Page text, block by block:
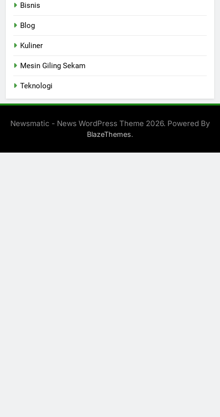
Bisnis
Blog
Kuliner
Mesin Giling Sekam
Teknologi
Newsmatic - News WordPress Theme 2026. Powered By
BlazeThemes.